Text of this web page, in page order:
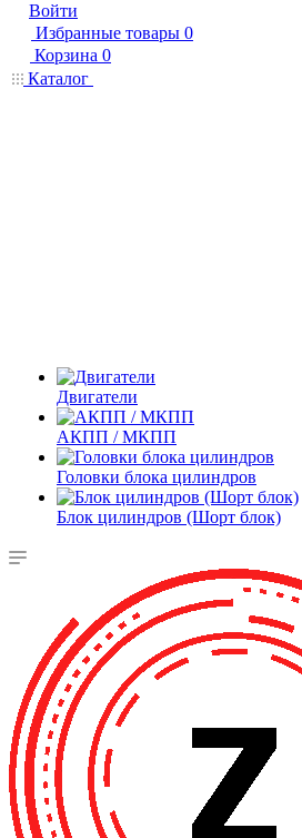
Войти
Избранные товары 0
Корзина 0
Каталог
Двигатели
АКПП / МКПП
Головки блока цилиндров
Блок цилиндров (Шорт блок)